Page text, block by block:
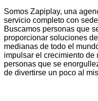
Somos Zapiplay, una
servicio completo con
Buscamos personas que
proporcionar soluciones
medianas de todo el
impulsar el crecimiento de
personas que se
de divertirse un poco al